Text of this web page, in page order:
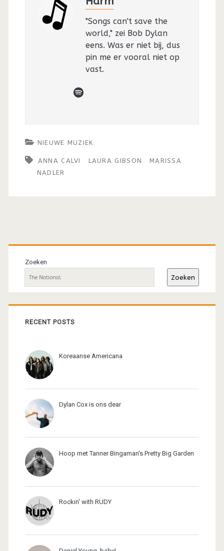
"Songs can't save the
world," zei Bob Dylan
eens. Was er niet bij, dus
pin me er vooral niet op
vast.
spotify
NIEUWE MUZIEK
ANNA CALVI LAURA GIBSON
MARISSA
NADLER
Primaire
sidebar
Zoeken
Zoeken
RECENT POSTS
Koreaanse Americana
Dylan Cox is ons dear
Hoop met Tanner Bingaman's Pretty Big Garden
Rockin' with RUDY